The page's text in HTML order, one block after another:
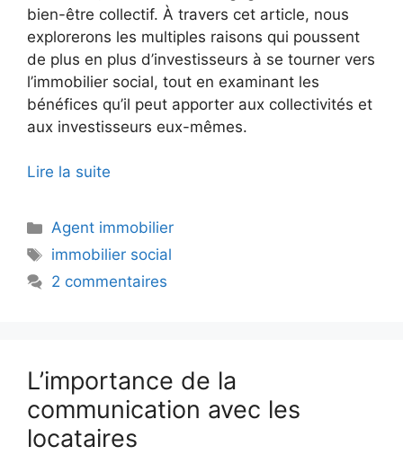
bien-être collectif. À travers cet article, nous
explorerons les multiples raisons qui poussent
de plus en plus d’investisseurs à se tourner vers
l’immobilier social, tout en examinant les
bénéfices qu’il peut apporter aux collectivités et
aux investisseurs eux-mêmes.
Lire la suite
Catégories
Agent immobilier
Étiquettes
immobilier social
2 commentaires
L’importance de la
communication avec les
locataires